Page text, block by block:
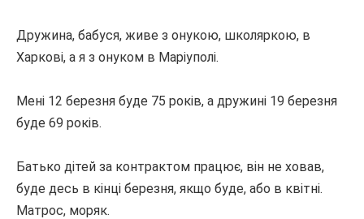
Дружина, бабуся, живе з онукою, школяркою, в
Харкові, а я з онуком в Маріуполі.
Мені 12 березня буде 75 років, а дружині 19 березня
буде 69 років.
Батько дітей за контрактом працює, він не ховав,
буде десь в кінці березня, якщо буде, або в квітні.
Матрос, моряк.